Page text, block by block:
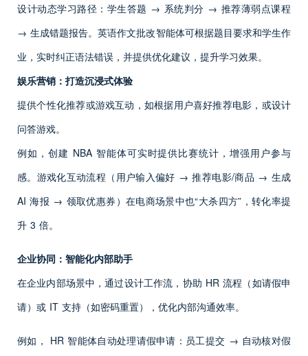
设计动态学习路径：学生答题 → 系统判分 → 推荐薄弱点课程
→ 生成错题报告。英语作文批改智能体可根据题目要求和学生作
业，实时纠正语法错误，并提供优化建议，提升学习效果。
娱乐营销：打造沉浸式体验
提供个性化推荐或游戏互动，如根据用户喜好推荐电影，或设计
问答游戏。
例如，创建 NBA 智能体可实时提供比赛统计，增强用户参与
感。游戏化互动流程（用户输入偏好 → 推荐电影/商品 → 生成
AI 海报 → 领取优惠券）在电商场景中也“大杀四方”，转化率提
升 3 倍。
企业协同：智能化内部助手
在企业内部场景中，通过设计工作流，协助 HR 流程（如请假申
请）或 IT 支持（如密码重置），优化内部沟通效率。
例如， HR 智能体自动处理请假申请：员工提交 → 自动核对假